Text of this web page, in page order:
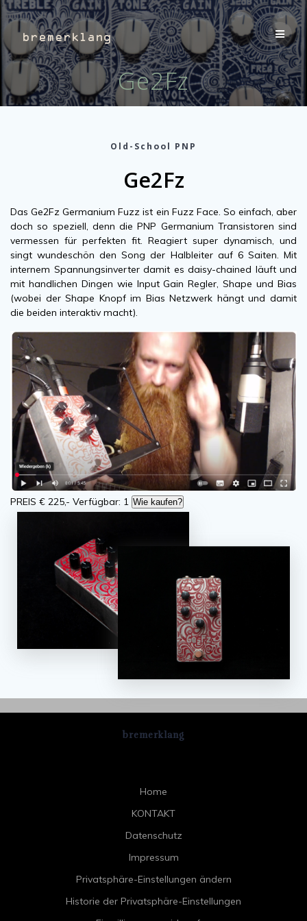
Zum
Inhalt
springen
Ge2Fz
Old-School PNP
Ge2Fz
Das Ge2Fz Germanium Fuzz ist ein Fuzz Face. So einfach, aber
doch so speziell, denn die PNP Germanium Transistoren sind
vermessen für perfekten fit. Reagiert super dynamisch, und
singt wundeschön den Song der Halbleiter auf 6 Saiten. Mit
internem Spannungsinverter damit es daisy-chained läuft und
mit handlichen Dingen wie Input Gain Regler, Shape und Bias
(wobei der Shape Knopf im Bias Netzwerk hängt und damit
die beiden interaktiv macht).
PREIS € 225,- Verfügbar: 1 Wie kaufen?
bremerklang
Home
KONTAKT
Datenschutz
Impressum
Privatsphäre-Einstellungen ändern
Historie der Privatsphäre-Einstellungen